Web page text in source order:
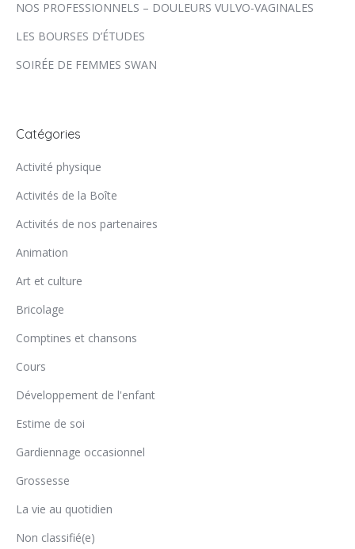
NOS PROFESSIONNELS – DOULEURS VULVO-VAGINALES
LES BOURSES D’ÉTUDES
SOIRÉE DE FEMMES SWAN
Catégories
Activité physique
Activités de la Boîte
Activités de nos partenaires
Animation
Art et culture
Bricolage
Comptines et chansons
Cours
Développement de l'enfant
Estime de soi
Gardiennage occasionnel
Grossesse
La vie au quotidien
Non classifié(e)